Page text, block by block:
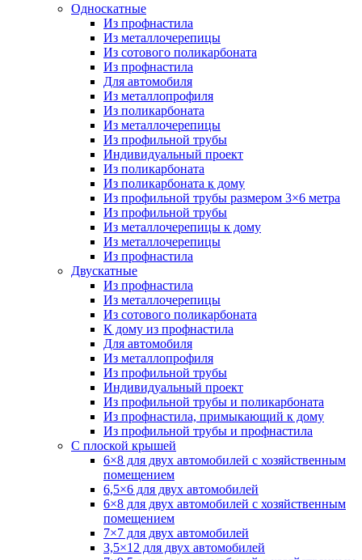
Односкатные
Из профнастила
Из металлочерепицы
Из сотового поликарбоната
Из профнастила
Для автомобиля
Из металлопрофиля
Из поликарбоната
Из металлочерепицы
Из профильной трубы
Индивидуальный проект
Из поликарбоната
Из поликарбоната к дому
Из профильной трубы размером 3×6 метра
Из профильной трубы
Из металлочерепицы к дому
Из металлочерепицы
Из профнастила
Двускатные
Из профнастила
Из металлочерепицы
Из сотового поликарбоната
К дому из профнастила
Для автомобиля
Из металлопрофиля
Из профильной трубы
Индивидуальный проект
Из профильной трубы и поликарбоната
Из профнастила, примыкающий к дому
Из профильной трубы и профнастила
С плоской крышей
6×8 для двух автомобилей с хозяйственным
помещением
6,5×6 для двух автомобилей
6×8 для двух автомобилей с хозяйственным
помещением
7×7 для двух автомобилей
3,5×12 для двух автомобилей